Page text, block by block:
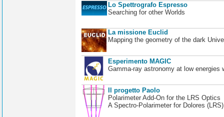
Lo Spettrografo Espresso
Searching for other Worlds
La missione Euclid
Mapping the geometry of the dark
Esperimento MAGIC
Gamma-ray astronomy at low energies
Il progetto Paolo
Polarimeter Add-On for the LRS Optics
A Spectro-Polarimeter for Dolores